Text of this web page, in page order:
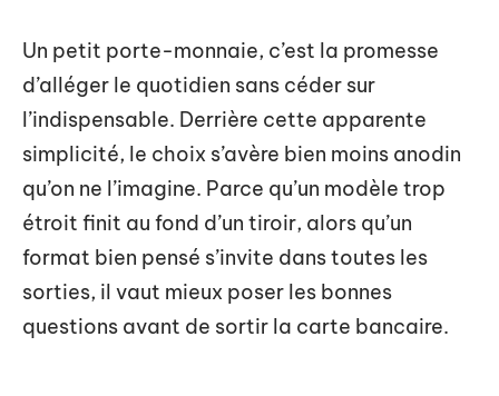
Un petit porte-monnaie, c’est la promesse
d’alléger le quotidien sans céder sur
l’indispensable. Derrière cette apparente
simplicité, le choix s’avère bien moins anodin
qu’on ne l’imagine. Parce qu’un modèle trop
étroit finit au fond d’un tiroir, alors qu’un
format bien pensé s’invite dans toutes les
sorties, il vaut mieux poser les bonnes
questions avant de sortir la carte bancaire.